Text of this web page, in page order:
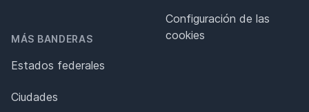
MÁS BANDERAS
Estados federales
Ciudades
Configuración de las
cookies